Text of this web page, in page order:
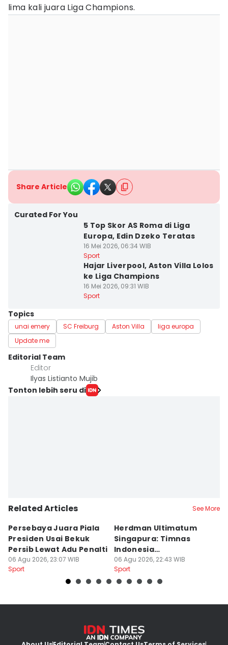
lima kali juara Liga Champions.
Share Article
Curated For You
5 Top Skor AS Roma di Liga
Europa, Edin Dzeko Teratas
16 Mei 2026, 06:34 WIB
Sport
Hajar Liverpool, Aston Villa Lolos
ke Liga Champions
16 Mei 2026, 09:31 WIB
Sport
Topics
unai emery SC Freiburg Aston Villa
liga europa
Update me
Editorial Team
Editor
Ilyas Listianto Mujib
Tonton lebih seru di
Related Articles See More
Persebaya Juara Piala
Presiden Usai Bekuk
Persib Lewat Adu Penalti
06 Agu 2026, 23:07 WIB
Sport
Herdman Ultimatum
Singapura: Timnas
Indonesia
Berpengalaman dan
Lapar
06 Agu 2026, 22:43 WIB
Sport